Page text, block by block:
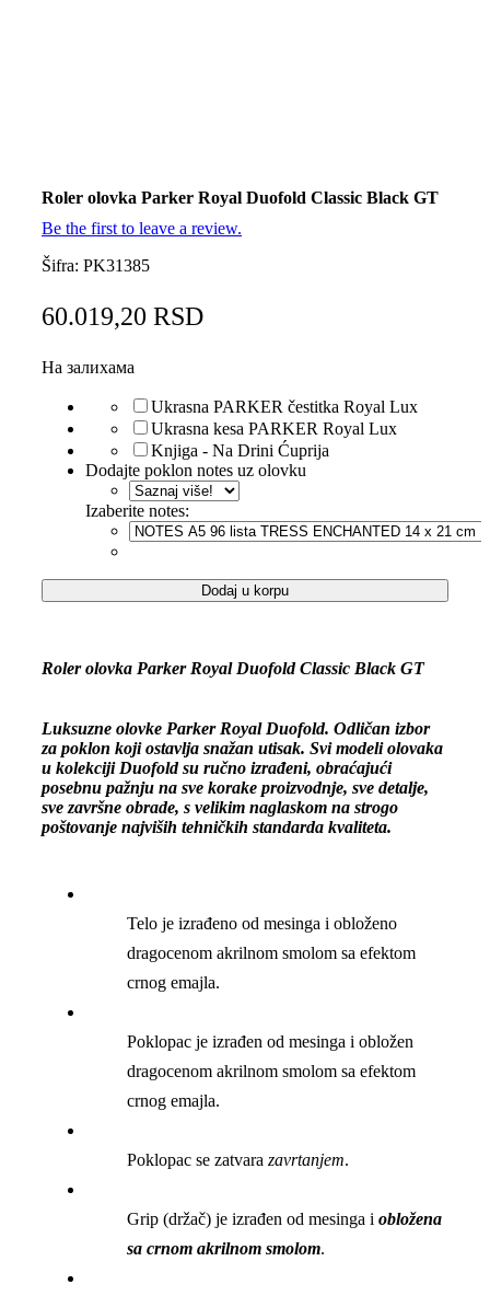
Roler olovka Parker Royal Duofold Classic Black GT
Be the first to leave a review.
Šifra: PK31385
60.019,20 RSD
На залихама
Ukrasna PARKER čestitka Royal Lux
Ukrasna kesa PARKER Royal Lux
Knjiga - Na Drini Ćuprija
Dodajte poklon notes uz olovku
Izaberite notes:
Roler
olovka
Duofold
Classic
количина
Dodaj u korpu
Roler olovka Parker Royal Duofold Classic Black GT
Luksuzne olovke Parker Royal Duofold. Odličan izbor
za poklon koji ostavlja snažan utisak. Svi modeli olovaka
u kolekciji Duofold su ručno izrađeni, obraćajući
posebnu pažnju na sve korake proizvodnje, sve detalje,
sve završne obrade, s velikim naglaskom na strogo
poštovanje najviših tehničkih standarda kvaliteta.
Telo je izrađeno od mesinga i obloženo
dragocenom akrilnom smolom sa efektom
crnog emajla.
Poklopac je izrađen od mesinga i obložen
dragocenom akrilnom smolom sa efektom
crnog emajla.
Poklopac se zatvarazavrtanjem.
Grip (držač) je izrađen od mesinga i obložena
sa crnom akrilnom smolom.